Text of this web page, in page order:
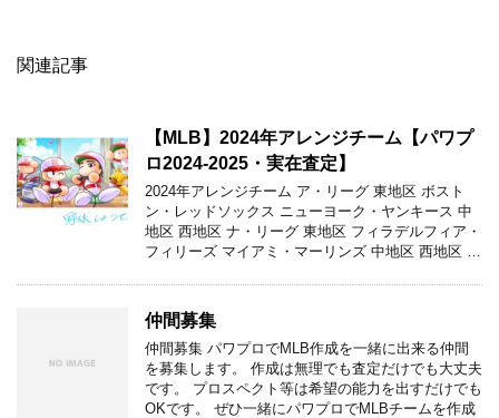
関連記事
【MLB】2024年アレンジチーム【パワプ
ロ2024-2025・実在査定】
2024年アレンジチーム ア・リーグ 東地区 ボスト
ン・レッドソックス ニューヨーク・ヤンキース 中
地区 西地区 ナ・リーグ 東地区 フィラデルフィア・
フィリーズ マイアミ・マーリンズ 中地区 西地区 …
仲間募集
仲間募集 パワプロでMLB作成を一緒に出来る仲間
を募集します。 作成は無理でも査定だけでも大丈夫
です。 プロスペクト等は希望の能力を出すだけでも
OKです。 ぜひ一緒にパワプロでMLBチームを作成